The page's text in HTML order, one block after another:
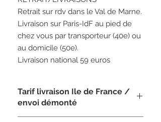
Retrait sur rdv dans le Val de Marne.
Livraison sur Paris-IdF au pied de
chez vous par transporteur (40e) ou
au domicile (50e).
Livraison national 59 euros
Tarif livraison Ile de France /
envoi démonté